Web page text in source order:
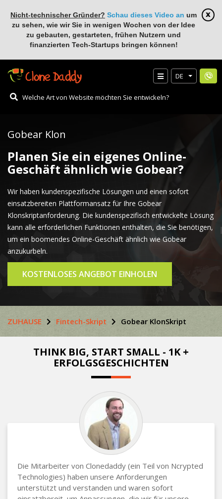
Nicht-technischer Gründer? Schau dieses Video an um
zu sehen, wie wir Sie in wenigen Wochen von der Idee
zu gebauten, gestarteten, frühen Nutzern und
finanzierten Tech-Startups bringen können!
DE
Gobear Klon
Planen Sie ein eigenes Online-
Geschäft ähnlich wie Gobear?
Wir haben kundenspezifische Lösungen und einen sofort
einsatzbereiten Plattformansatz für Ihre Gobear
Klonskriptanforderung. Die kundenspezifisch entwickelte Lösung
kann alle erforderlichen Funktionen enthalten, die Sie benötigen,
um ein boomendes Online-Geschäft ähnlich wie Gobear
anzukurbeln.
KOSTENLOSES ANGEBOT EINHOLEN
ZUHAUSE Fintech-Skript Gobear KlonSkript
THINK BIG, START SMALL - 1K +
ERFOLGSGESCHICHTEN
Die Mitarbeiter von Clonedaddy (ein Teil von Ncrypted
Technologies) haben unsere Anforderungen
unterstützt und verstanden und waren sofort